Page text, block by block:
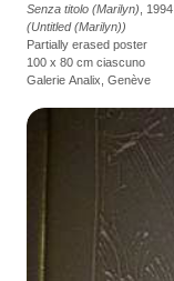
Senza titolo (Marilyn) , 1994
(Untitled (Marilyn))
Partially erased poster
100 x 80 cm ciascuno
Galerie Analix, Genève